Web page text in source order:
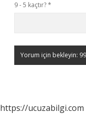
9 - 5 kaçtır?*
https://ucuzabilgi.com